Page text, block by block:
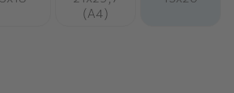
(A4)